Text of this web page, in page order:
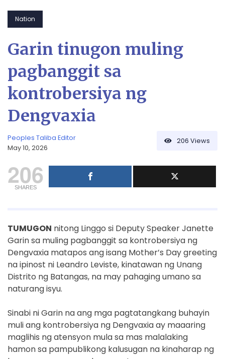
Nation
Garin tinugon muling
pagbanggit sa
kontrobersiya ng
Dengvaxia
Peoples Taliba Editor
May 10, 2026
206 Views
206
SHARES
TUMUGON nitong Linggo si Deputy Speaker Janette
Garin sa muling pagbanggit sa kontrobersiya ng
Dengvaxia matapos ang isang Mother’s Day greeting
na ipinost ni Leandro Leviste, kinatawan ng Unang
Distrito ng Batangas, na may pahaging umano sa
naturang isyu.
Sinabi ni Garin na ang mga pagtatangkang buhayin
muli ang kontrobersiya ng Dengvaxia ay maaaring
maglihis ng atensyon mula sa mas malalaking
hamon sa pampublikong kalusugan na kinaharap ng